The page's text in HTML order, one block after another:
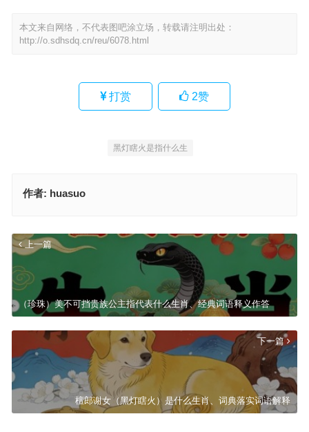
本文来自网络，不代表图吧涂立场，转载请注明出处：
http://o.sdhsdq.cn/reu/6078.html
打赏 2赞
黑灯瞎火是指什么生
作者: huasuo
上一篇
（珍珠）美不可挡贵族公主指代表什么生肖、经典词语释义作答
下一篇
檀郎谢女（黑灯瞎火）是什么生肖、词典落实词语解释